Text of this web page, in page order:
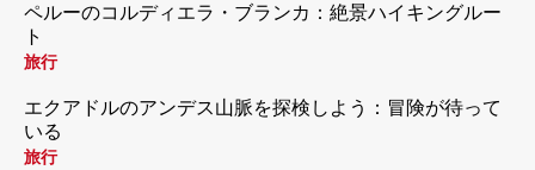
ペルーのコルディエラ・ブランカ：絶景ハイキングルー
ト
旅行
エクアドルのアンデス山脈を探検しよう：冒険が待って
いる
旅行